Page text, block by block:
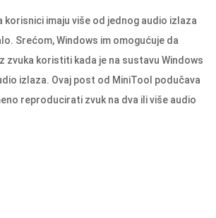
korisnici imaju više od jednog audio izlaza
Srećom, Windows im omogućuje da
zvuka koristiti kada je na sustavu Windows
izlaza. Ovaj post od MiniTool podučava
reproducirati zvuk na dva ili više audio